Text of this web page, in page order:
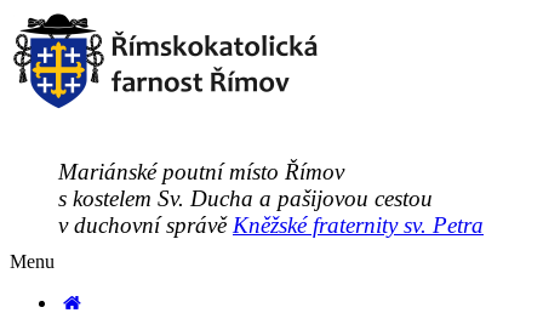
Mariánské poutní místo Římov
s kostelem Sv. Ducha a pašijovou cestou
v duchovní správě Kněžské fraternity sv. Petra
Menu